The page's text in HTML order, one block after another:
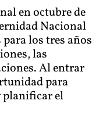
en octubre de
Nacional
los tres años
las
Al entrar
para
planificar el